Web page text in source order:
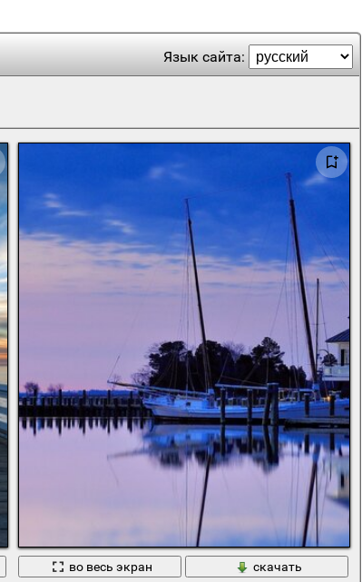
Язык сайта:
во весь экран
скачать